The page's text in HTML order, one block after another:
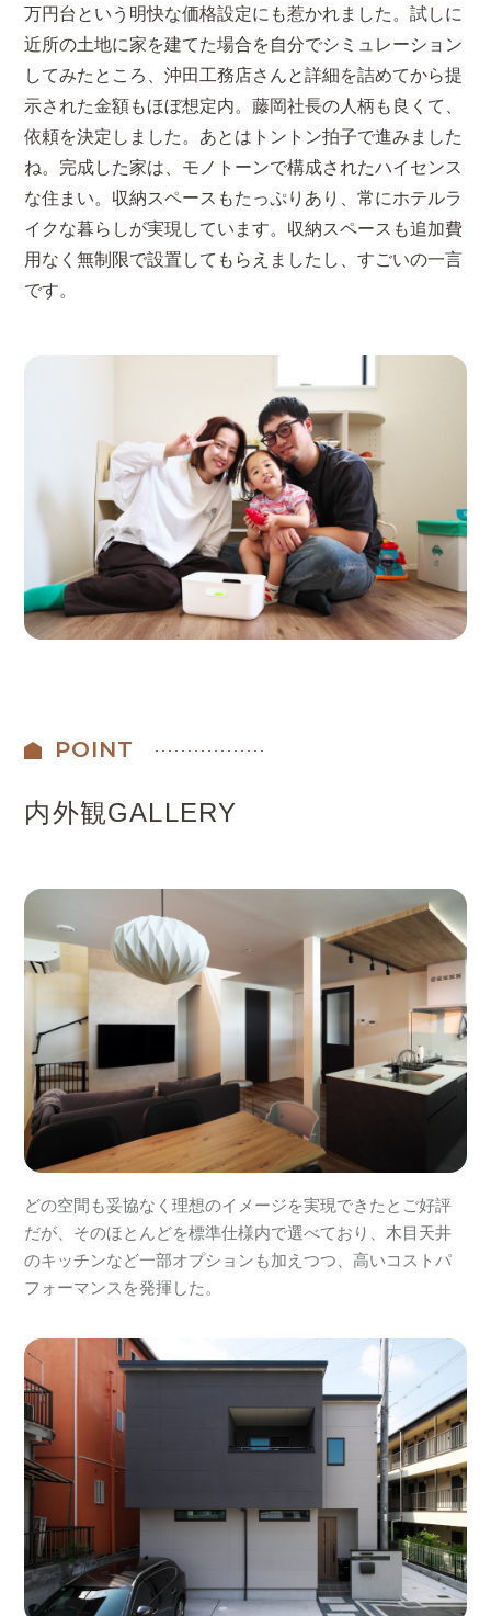
万円台という明快な価格設定にも惹かれました。試しに
近所の土地に家を建てた場合を自分でシミュレーション
してみたところ、沖田工務店さんと詳細を詰めてから提
示された金額もほぼ想定内。藤岡社長の人柄も良くて、
依頼を決定しました。あとはトントン拍子で進みました
ね。完成した家は、モノトーンで構成されたハイセンス
な住まい。収納スペースもたっぷりあり、常にホテルラ
イクな暮らしが実現しています。収納スペースも追加費
用なく無制限で設置してもらえましたし、すごいの一言
です。
POINT
内外観GALLERY
どの空間も妥協なく理想のイメージを実現できたとご好評
だが、そのほとんどを標準仕様内で選べており、木目天井
のキッチンなど一部オプションも加えつつ、高いコストパ
フォーマンスを発揮した。